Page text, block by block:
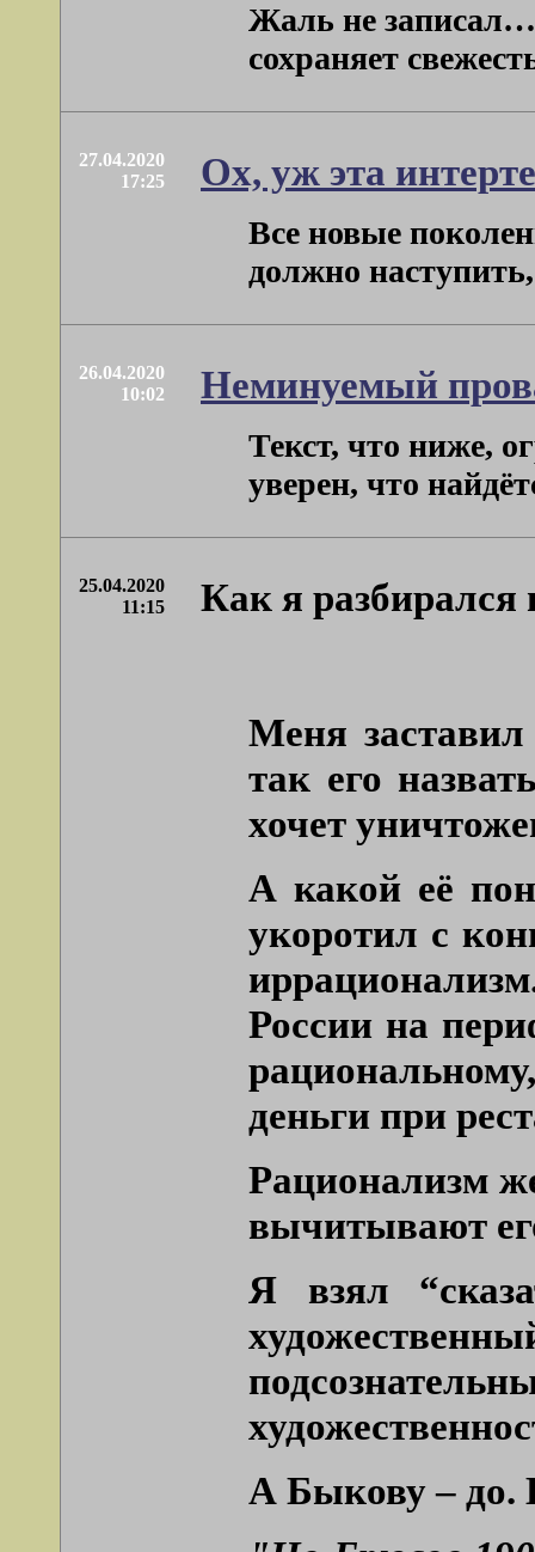
Жаль не записал…
сохраняет
27.04.2020
17:25
Ох, уж эта
Все новые
должно
26.04.2020
10:02
Неминуемый
Текст, что ниже,
уверен, что
25.04.2020
11:15
Как я
Меня
так его
хочет
А какой её
укоротил с
России на
деньги при
Рационализм
вычитывают
Я взял
А Быкову – до.